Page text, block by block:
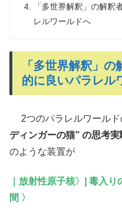
「多世界解釈」の解釈
レルワールドへ
「多世界解釈」
的に良いパラレル
2つのパラレルワールド
ディンガーの猫” の思考実
のような装置が
｜放射性原子核〉| 毒入
間 〉